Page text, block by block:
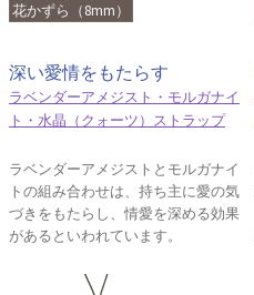
花かずら（8mm）
深い愛情をもたらす
ラベンダーアメジスト・モルガナイ
ト・水晶（クォーツ）ストラップ
ラベンダーアメジストとモルガナイ
トの組み合わせは、持ち主に愛の気
づきをもたらし、情愛を深める効果
があるといわれています。